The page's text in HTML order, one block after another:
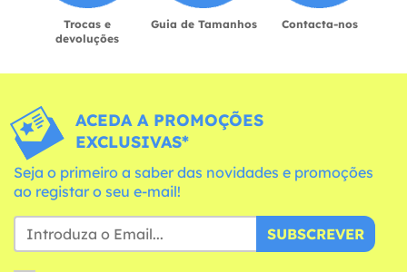
Trocas e
devoluções
Guia de Tamanhos Contacta-nos
ACEDA A PROMOÇÕES
EXCLUSIVAS*
Seja o primeiro a saber das novidades e promoções
ao registar o seu e-mail!
SUBSCREVER